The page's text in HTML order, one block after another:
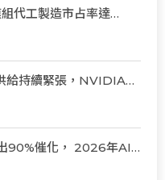
代工製造市占率達
脫鉤
持續緊張，NVIDIA評
90%催化， 2026年AI